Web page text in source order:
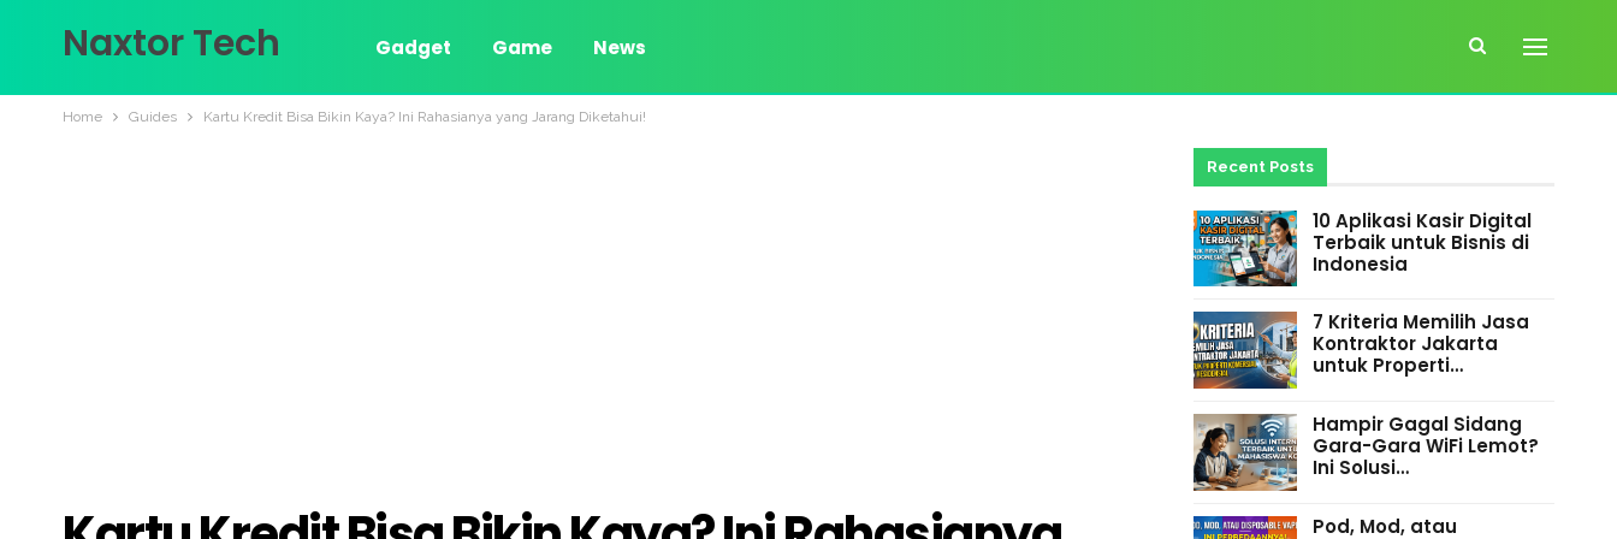
Naxtor Tech Gadget Game News
Home Guides Kartu Kredit Bisa Bikin Kaya? Ini Rahasianya yang Jarang Diketahui!
Recent Posts
10 Aplikasi Kasir Digital
Terbaik untuk Bisnis di
Indonesia
7 Kriteria Memilih Jasa
Kontraktor Jakarta
untuk Properti…
Hampir Gagal Sidang
Gara-Gara WiFi Lemot?
Ini Solusi…
Pod, Mod, atau